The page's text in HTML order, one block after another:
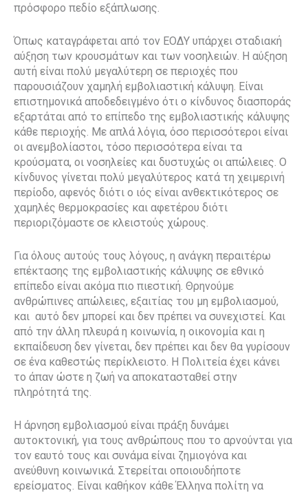
πρόσφορο πεδίο εξάπλωσης.
Όπως καταγράφεται από τον ΕΟΔΥ υπάρχει σταδιακή
αύξηση των κρουσμάτων και των νοσηλειών. Η αύξηση
αυτή είναι πολύ μεγαλύτερη σε περιοχές που
παρουσιάζουν χαμηλή εμβολιαστική κάλυψη. Είναι
επιστημονικά αποδεδειγμένο ότι ο κίνδυνος διασποράς
εξαρτάται από το επίπεδο της εμβολιαστικής κάλυψης
κάθε περιοχής. Με απλά λόγια, όσο περισσότεροι είναι
οι ανεμβολίαστοι, τόσο περισσότερα είναι τα
κρούσματα, οι νοσηλείες και δυστυχώς οι απώλειες. Ο
κίνδυνος γίνεται πολύ μεγαλύτερος κατά τη χειμερινή
περίοδο, αφενός διότι ο ιός είναι ανθεκτικότερος σε
χαμηλές θερμοκρασίες και αφετέρου διότι
περιοριζόμαστε σε κλειστούς χώρους.
Για όλους αυτούς τους λόγους, η ανάγκη περαιτέρω
επέκτασης της εμβολιαστικής κάλυψης σε εθνικό
επίπεδο είναι ακόμα πιο πιεστική. Θρηνούμε
ανθρώπινες απώλειες, εξαιτίας του μη εμβολιασμού,
και αυτό δεν μπορεί και δεν πρέπει να συνεχιστεί. Και
από την άλλη πλευρά η κοινωνία, η οικονομία και η
εκπαίδευση δεν γίνεται, δεν πρέπει και δεν θα γυρίσουν
σε ένα καθεστώς περίκλειστο. Η Πολιτεία έχει κάνει
το άπαν ώστε η ζωή να αποκατασταθεί στην
πληρότητά της.
Η άρνηση εμβολιασμού είναι πράξη δυνάμει
αυτοκτονική, για τους ανθρώπους που το αρνούνται για
τον εαυτό τους και συνάμα είναι ζημιογόνα και
ανεύθυνη κοινωνικά. Στερείται οποιουδήποτε
ερείσματος. Είναι καθήκον κάθε Έλληνα πολίτη να